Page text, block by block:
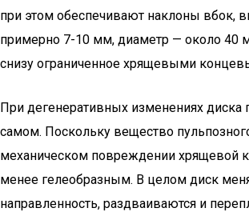
при этом обеспечивают наклоны вбок,
примерно 7-10 мм, диаметр — около 40
снизу ограниченное хрящевыми
При дегенеративных изменениях диска
самом. Поскольку вещество
механическом повреждении хрящевой
менее гелеобразным. В целом диск
направленность, раздваиваются и